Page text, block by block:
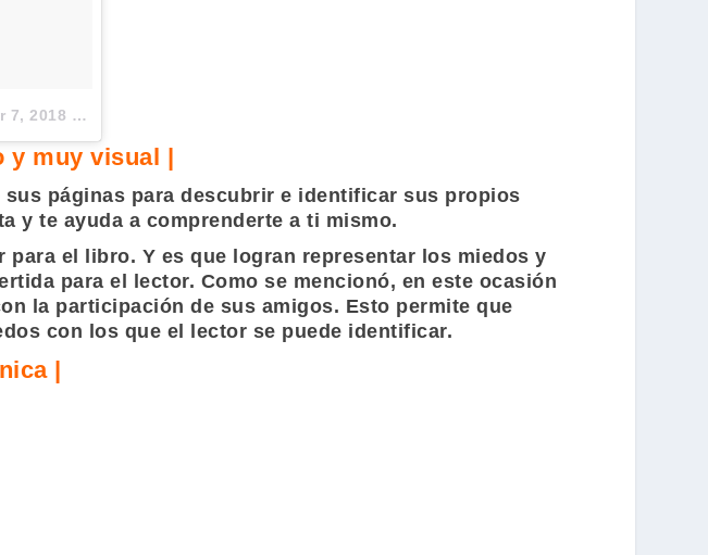
2018 at 9:57 PST
muy visual |
páginas para descubrir e identificar sus propios
y te ayuda a comprenderte a ti mismo.
el libro. Y es que logran representar los miedos y
para el lector. Como se mencionó, en este ocasión
la participación de sus amigos. Esto permite que
con los que el lector se puede identificar.
|